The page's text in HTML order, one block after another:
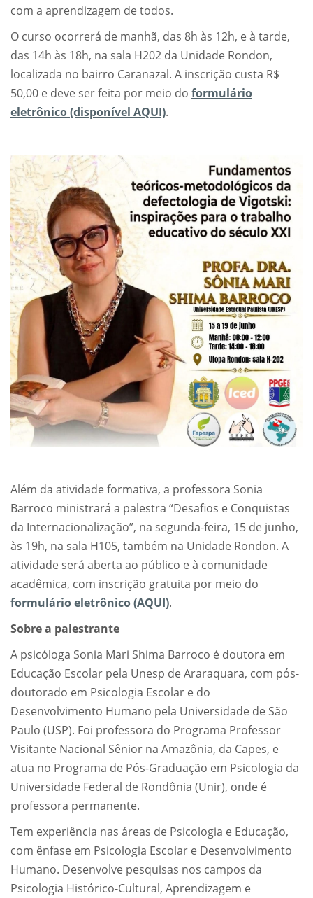
com a aprendizagem de todos.
O curso ocorrerá de manhã, das 8h às 12h, e à tarde,
das 14h às 18h, na sala H202 da Unidade Rondon,
localizada no bairro Caranazal. A inscrição custa R$
50,00 e deve ser feita por meio do formulário
eletrônico (disponível AQUI).
Além da atividade formativa, a professora Sonia
Barroco ministrará a palestra “Desafios e Conquistas
da Internacionalização”, na segunda-feira, 15 de junho,
às 19h, na sala H105, também na Unidade Rondon. A
atividade será aberta ao público e à comunidade
acadêmica, com inscrição gratuita por meio do
formulário eletrônico (AQUI).
Sobre a palestrante
A psicóloga Sonia Mari Shima Barroco é doutora em
Educação Escolar pela Unesp de Araraquara, com pós-
doutorado em Psicologia Escolar e do
Desenvolvimento Humano pela Universidade de São
Paulo (USP). Foi professora do Programa Professor
Visitante Nacional Sênior na Amazônia, da Capes, e
atua no Programa de Pós-Graduação em Psicologia da
Universidade Federal de Rondônia (Unir), onde é
professora permanente.
Tem experiência nas áreas de Psicologia e Educação,
com ênfase em Psicologia Escolar e Desenvolvimento
Humano. Desenvolve pesquisas nos campos da
Psicologia Histórico-Cultural, Aprendizagem e